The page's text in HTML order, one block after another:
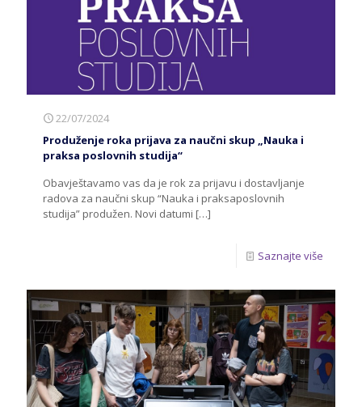
22/07/2024
Produženje roka prijava za naučni skup „Nauka i
praksa poslovnih studija“
Obavještavamo vas da je rok za prijavu i dostavljanje
radova za naučni skup “Nauka i praksaposlovnih
studija” produžen. Novi datumi […]
Saznajte više